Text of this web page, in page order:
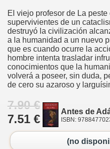
El viejo profesor de La
supervivientes de un
destruyó la civilización
a la humanidad a un nuevo
que es cuando ocurre la
hombre intenta trasladar
conocimientos que la
volverá a poseer, sin duda,
de cero su azaroso y
7.90 €
7.51 €
Antes de
ISBN:
(no